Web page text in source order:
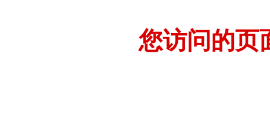
您访问的页